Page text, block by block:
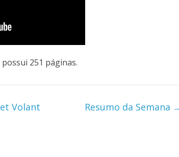
251 páginas.
Volant Resumo da Semana